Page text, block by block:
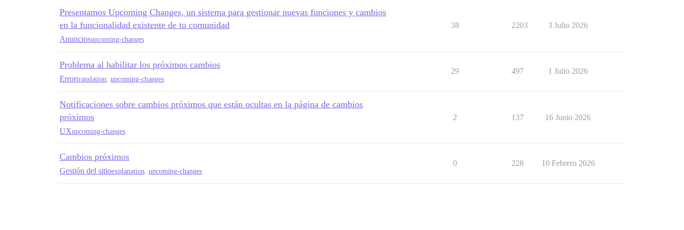
Presentamos Upcoming Changes, un sistema para gestionar nuevas funciones y cambios
en la funcionalidad existente de tu comunidad
Anunciosupcoming-changes
38 2203 3 Julio 2026
Problema al habilitar los próximos cambios
Errortranslation upcoming-changes
29 497 1 Julio 2026
Notificaciones sobre cambios próximos que están ocultas en la página de cambios
próximos
UXupcoming-changes
2 137 16 Junio 2026
Cambios próximos
Gestión del sitioexplanation upcoming-changes
0 228 10 Febrero 2026